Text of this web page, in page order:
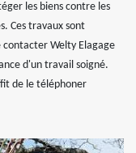
les biens contre les
Ces travaux sont
Welty Elagage
d'un travail soigné.
de le téléphoner